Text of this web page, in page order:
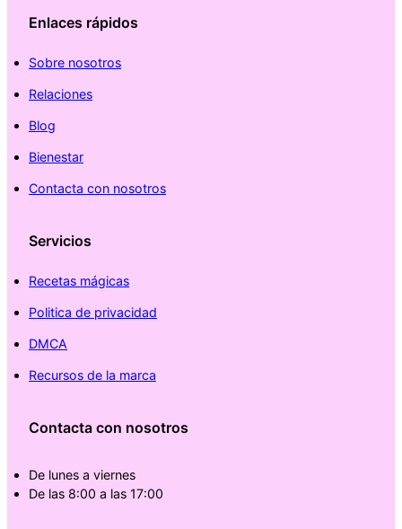
Enlaces rápidos
Sobre nosotros
Relaciones
Blog
Bienestar
Contacta con nosotros
Servicios
Recetas mágicas
Politica de privacidad
DMCA
Recursos de la marca
Contacta con nosotros
De lunes a viernes
De las 8:00 a las 17:00